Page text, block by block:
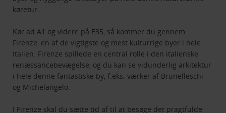
køretur.
Kør ad A1 og videre på E35, så kommer du gennem
Firenze, en af de vigtigste og mest kulturrige byer i hele
Italien. Firenze spillede en central rolle i den italienske
renæssancebevægelse, og du kan se vidunderlig arkitektur
i hele denne fantastiske by, f.eks. værker af Brunelleschi
og Michelangelo.
I Firenze skal du sætte tid af til at besøge det pragtfulde